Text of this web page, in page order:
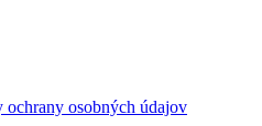
ochrany osobných údajov